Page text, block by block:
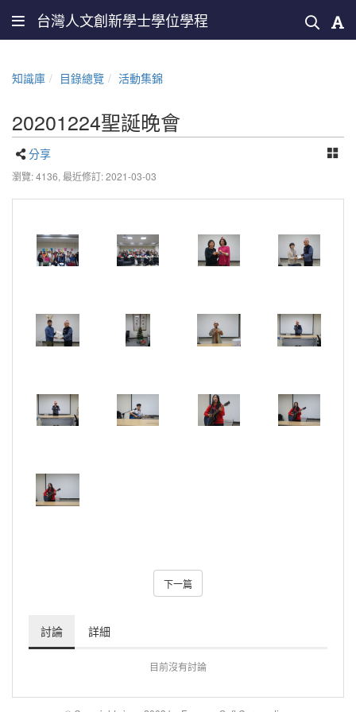
台灣人文創新學士學位學程
知識庫 目錄總覽 活動集錦
20201224聖誕晚會
分享
瀏覽: 4136, 最近修訂: 2021-03-03
下一篇
討論 詳細
目前沒有討論